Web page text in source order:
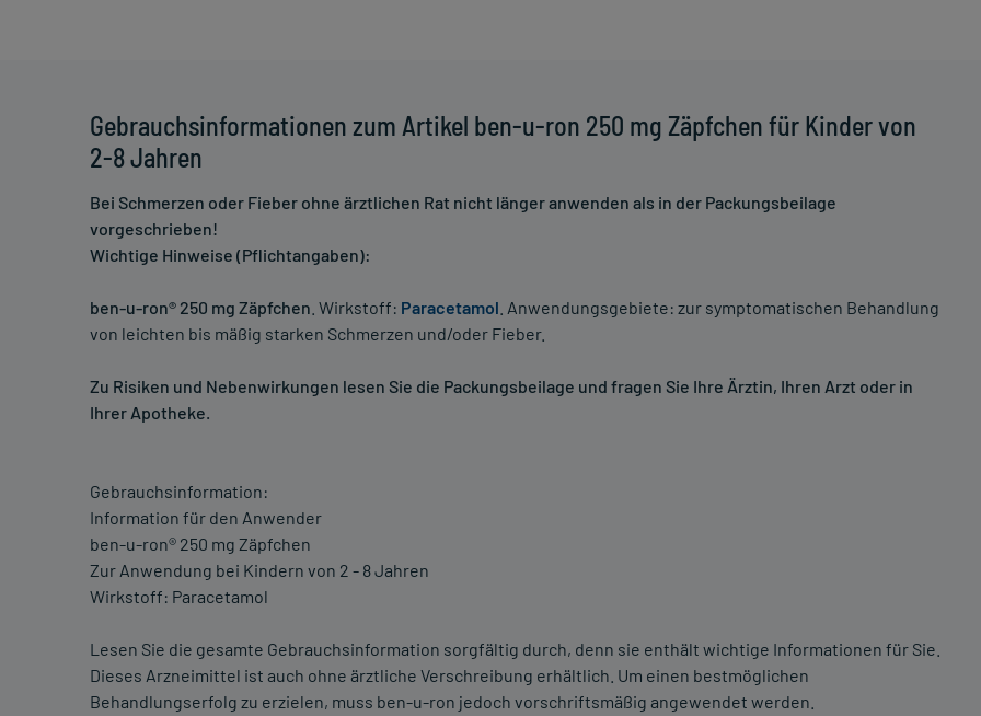
Gebrauchsinformationen zum Artikel ben-u-ron 250 mg Zäpfchen für Kinder von
2-8 Jahren
Bei Schmerzen oder Fieber ohne ärztlichen Rat nicht länger anwenden als in der Packungsbeilage
vorgeschrieben!
Wichtige Hinweise (Pflichtangaben):
ben-u-ron® 250 mg Zäpfchen . Wirkstoff: Paracetamol . Anwendungsgebiete: zur symptomatischen Behandlung
von leichten bis mäßig starken Schmerzen und/oder Fieber.
Zu Risiken und Nebenwirkungen lesen Sie die Packungsbeilage und fragen Sie Ihre Ärztin, Ihren Arzt oder in
Ihrer Apotheke.
Gebrauchsinformation:
Information für den Anwender
ben-u-ron® 250 mg Zäpfchen
Zur Anwendung bei Kindern von 2 - 8 Jahren
Wirkstoff: Paracetamol
Lesen Sie die gesamte Gebrauchsinformation sorgfältig durch, denn sie enthält wichtige Informationen für Sie.
Dieses Arzneimittel ist auch ohne ärztliche Verschreibung erhältlich. Um einen bestmöglichen
Behandlungserfolg zu erzielen, muss ben-u-ron jedoch vorschriftsmäßig angewendet werden.